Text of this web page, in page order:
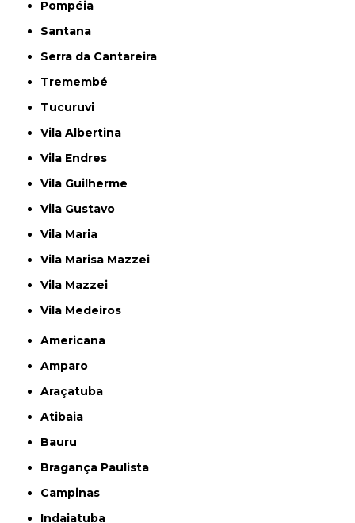
Pompéia
Santana
Serra da Cantareira
Tremembé
Tucuruvi
Vila Albertina
Vila Endres
Vila Guilherme
Vila Gustavo
Vila Maria
Vila Marisa Mazzei
Vila Mazzei
Vila Medeiros
Americana
Amparo
Araçatuba
Atibaia
Bauru
Bragança Paulista
Campinas
Indaiatuba